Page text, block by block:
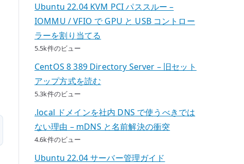
Ubuntu 22.04 KVM PCI パススルー –
IOMMU / VFIO で GPU と USB コントロー
ラーを割り当てる
5.5k件のビュー
CentOS 8 389 Directory Server – 旧セット
アップ方式を読む
5.3k件のビュー
.local ドメインを社内 DNS で使うべきでは
ない理由 – mDNS と名前解決の衝突
4.6k件のビュー
Ubuntu 22.04 サーバー管理ガイド